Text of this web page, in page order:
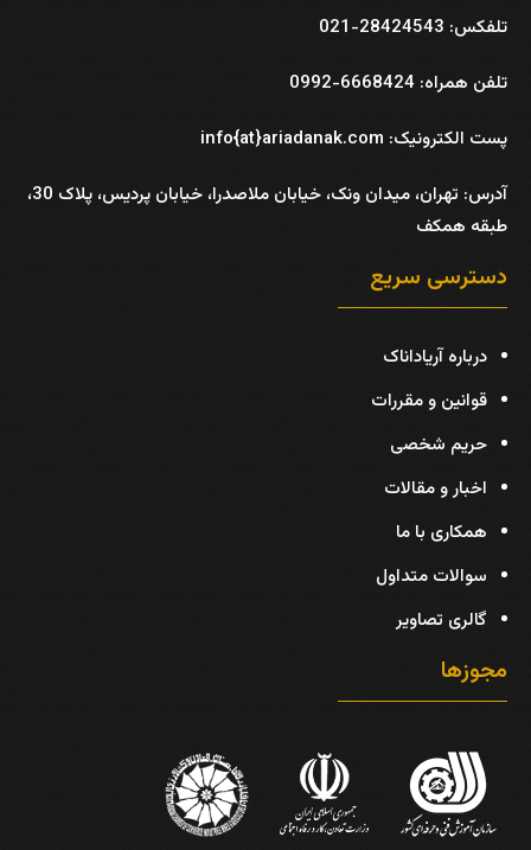
تلفکس: 28424543-021
تلفن همراه: 6668424-0992
پست الکترونیک: info{at}ariadanak.com
آدرس:
تهران، میدان ونک، خیابان ملاصدرا، خیابان پردیس، پلاک 30،
طبقه همکف
دسترسی سریع
درباره آریاداناک
قوانین و مقررات
حریم شخصی
اخبار و مقالات
همکاری با ما
سوالات متداول
گالری تصاویر
مجوزها